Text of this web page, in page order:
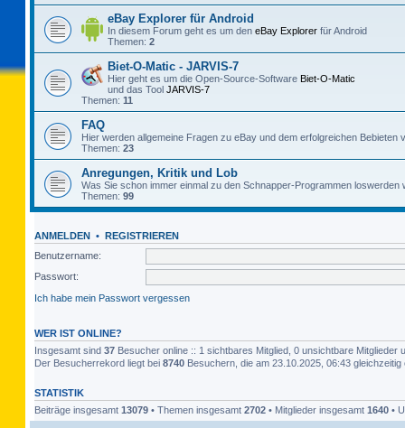
eBay Explorer für Android
In diesem Forum geht es um den eBay Explorer für Android
Themen: 2
Biet-O-Matic - JARVIS-7
Hier geht es um die Open-Source-Software Biet-O-Matic
und das Tool JARVIS-7
Themen: 11
FAQ
Hier werden allgemeine Fragen zu eBay und dem erfolgreichen Bebieten
Themen: 23
Anregungen, Kritik und Lob
Was Sie schon immer einmal zu den Schnapper-Programmen loswerden
Themen: 99
ANMELDEN • REGISTRIEREN
Benutzername:
Passwort:
Ich habe mein Passwort vergessen
WER IST ONLINE?
Insgesamt sind 37 Besucher online :: 1 sichtbares Mitglied, 0 unsichtbare
Der Besucherrekord liegt bei 8740 Besuchern, die am 23.10.2025, 06:43 gleichzeitig
STATISTIK
Beiträge insgesamt 13079 • Themen insgesamt 2702 • Mitglieder insgesamt 1640 •